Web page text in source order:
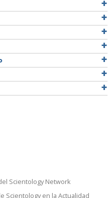
Scientology Network
Scientology en la Actualidad